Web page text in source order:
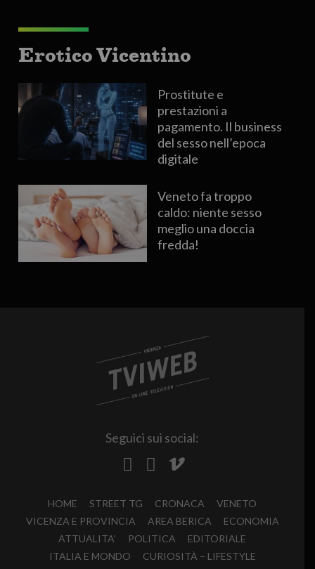
Erotico Vicentino
Prostitute e
prestazioni a
pagamento. Il business
del sesso nell’epoca
digitale
Veneto fa troppo
caldo: niente sesso
meglio una doccia
fredda!
Seguici sui social:
HOME STREET TG CRONACA
VENETO
VICENZA E PROVINCIA
AREA BERICA
ECONOMIA
ATTUALITA’
POLITICA
EDITORIALE
ITALIA E MONDO
CURIOSITÀ – LIFESTYLE